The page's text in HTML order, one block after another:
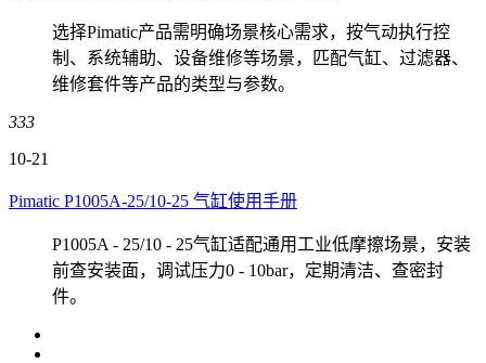
选择Pimatic产品需明确场景核心需求，按气动执行控
制、系统辅助、设备维修等场景，匹配气缸、过滤器、
维修套件等产品的类型与参数。
333
10-21
Pimatic P1005A-25/10-25 气缸使用手册
P1005A - 25/10 - 25气缸适配通用工业低摩擦场景，安装
前查安装面，调试压力0 - 10bar，定期清洁、查密封
件。